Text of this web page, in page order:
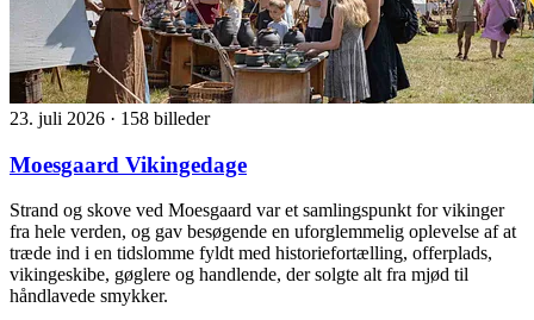
23. juli 2026 · 158 billeder
Moesgaard Vikingedage
Strand og skove ved Moesgaard var et samlingspunkt for vikinger
fra hele verden, og gav besøgende en uforglemmelig oplevelse af at
træde ind i en tidslomme fyldt med historiefortælling, offerplads,
vikingeskibe, gøglere og handlende, der solgte alt fra mjød til
håndlavede smykker.